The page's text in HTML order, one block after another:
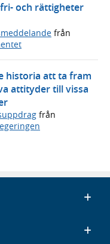
och rättigheter
från
historia att ta fram
attityder till vissa
från